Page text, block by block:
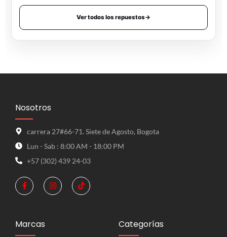
Ver todos los repuestos→
Nosotros
carrera 27#66-71. Siete de Agosto, Bogota
Lun - Sab : 8:00 AM - 18:00 PM
+57 (302) 439 24-03
Marcas Categorías